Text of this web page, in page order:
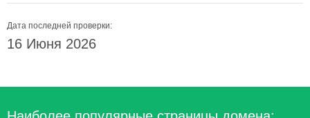
Дата последней проверки:
16 Июня 2026